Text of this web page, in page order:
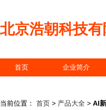
北京浩朝科技有
首页 企业简介
当前位置： 首页 > 产品大全 > AI